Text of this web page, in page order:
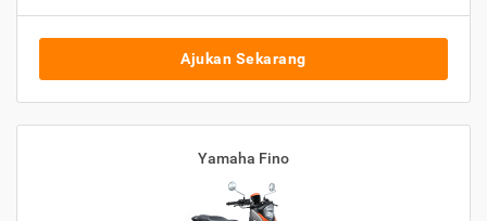
Ajukan Sekarang
Yamaha Fino